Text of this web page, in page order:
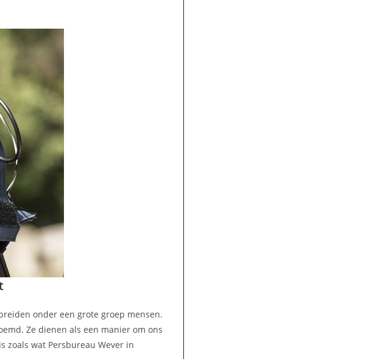
onder een grote groep mensen.
Ze dienen als een manier om ons
zoals wat Persbureau Wever in